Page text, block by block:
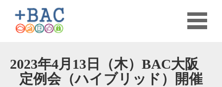
2023年4月13日（木）BAC大阪
定例会（ハイブリッド）開催